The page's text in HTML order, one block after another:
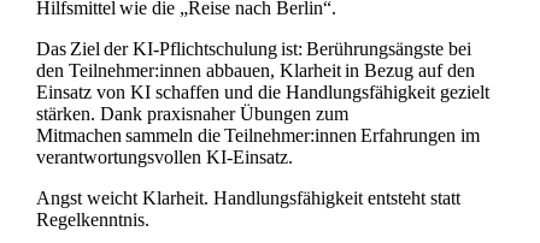
Hilfsmittel wie die „Reise nach Berlin“.
Das Ziel der KI-Pflichtschulung ist: Berührungsängste bei
den Teilnehmer:innen abbauen, Klarheit in Bezug auf den
Einsatz von KI schaffen und die Handlungsfähigkeit gezielt
stärken. Dank praxisnaher Übungen zum
Mitmachen sammeln die Teilnehmer:innen Erfahrungen im
verantwortungsvollen KI-Einsatz.
Angst weicht Klarheit. Handlungsfähigkeit entsteht statt
Regelkenntnis.